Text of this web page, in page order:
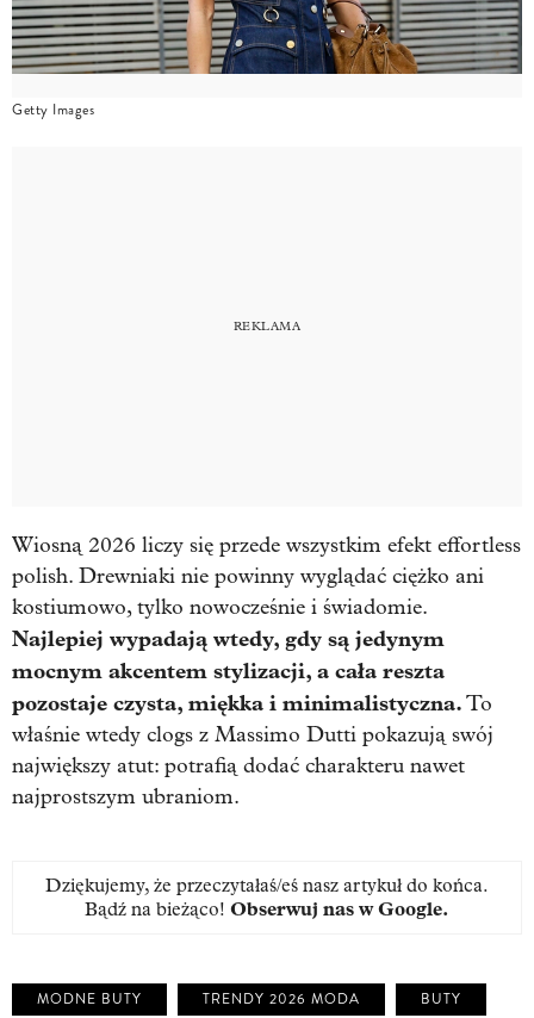
Getty Images
Wiosną 2026 liczy się przede wszystkim efekt effortless
polish. Drewniaki nie powinny wyglądać ciężko ani
kostiumowo, tylko nowocześnie i świadomie.
Najlepiej wypadają wtedy, gdy są jedynym
mocnym akcentem stylizacji, a cała reszta
pozostaje czysta, miękka i minimalistyczna.To
właśnie wtedy clogs z Massimo Dutti pokazują swój
największy atut: potrafią dodać charakteru nawet
najprostszym ubraniom.
Dziękujemy, że przeczytałaś/eś nasz artykuł do końca.
Bądź na bieżąco! Obserwuj nas w Google.
MODNE BUTY TRENDY 2026 MODA
BUTY